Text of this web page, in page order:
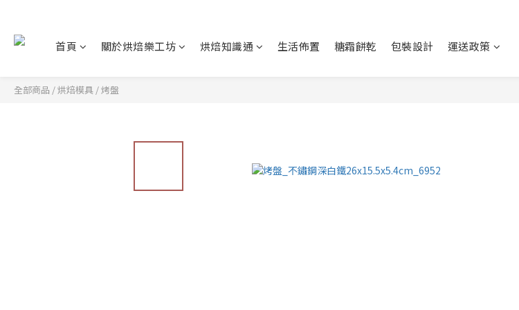
首頁 關於烘焙樂工坊 烘焙知識通 生活佈置 糖霜餅乾 包裝設計 運送政策
全部商品 /烘焙模具 /烤盤